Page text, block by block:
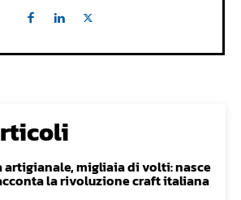
artigianale, migliaia di volti: nasce
la rivoluzione craft italiana